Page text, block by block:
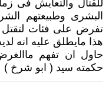
للقتال والتعايش فى
البشرى وطبيعتهم
تفرض على فئات
هذا مايطلق عليه انه
حاول ان تفهم
حكمته سيد ( ابو شرخ )